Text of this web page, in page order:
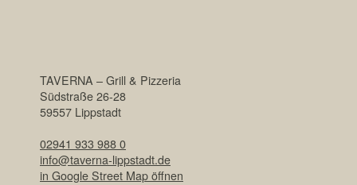
TAVERNA – Grill & Pizzeria
Südstraße 26-28
59557 Lippstadt
02941 933 988 0
info@taverna-lippstadt.de
in Google Street Map öffnen